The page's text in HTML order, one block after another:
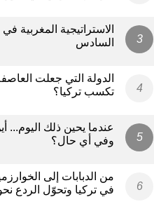
الاستراتيجية المغربية
السادس
الدولة التي جعلت
تكسب تركيا؟
عندما يحين ذلك اليوم...
وفي أي حال؟
من الدبابات إلى
في تركيا وتحوّل الردع